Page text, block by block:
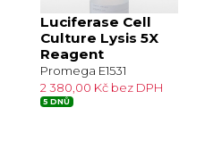
Luciferase Cell
Culture Lysis 5X
Reagent
Promega E1531
2 380,00 Kč bez DPH
5 DNŮ